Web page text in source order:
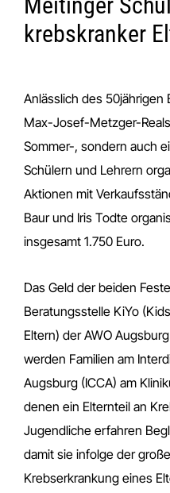
krebskranker
Anlässlich des
Max-Josef-Metzger-
Sommer-, sondern auch
Schülern und Lehrern
Aktionen mit
Baur und Iris Todte
insgesamt 1.750 Euro.
Das Geld der beiden
Beratungsstelle KiYo
Eltern) der AWO
werden Familien am
Augsburg (ICCA) am
denen ein Elternteil an
Jugendliche erfahren
damit sie infolge der
Krebserkrankung eines